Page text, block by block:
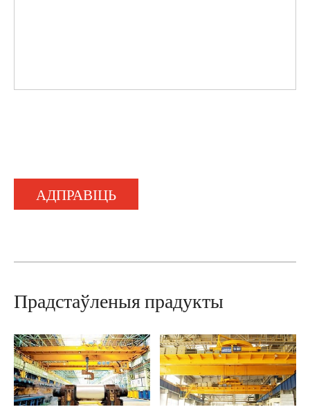
АДПРАВІЦЬ
Прадстаўленыя прадукты